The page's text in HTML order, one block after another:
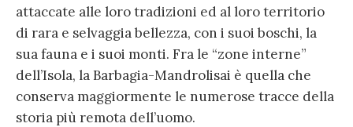
attaccate alle loro tradizioni ed al loro territorio
di rara e selvaggia bellezza, con i suoi boschi, la
sua fauna e i suoi monti. Fra le “zone interne”
dell’Isola, la Barbagia-Mandrolisai è quella che
conserva maggiormente le numerose tracce della
storia più remota dell’uomo.